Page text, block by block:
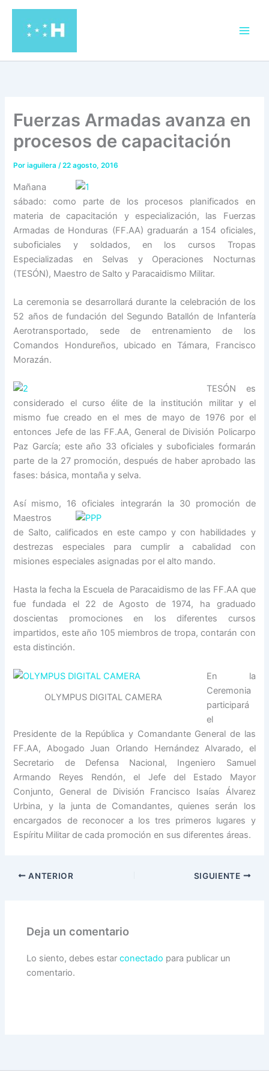
contenido
Fuerzas Armadas avanza en
procesos de capacitación
Poriaguilera/22 agosto, 2016
Mañana
sábado: como parte de los procesos planificados en
materia de capacitación y especialización, las Fuerzas
Armadas de Honduras (FF.AA) graduarán a 154 oficiales,
suboficiales y soldados, en los cursos Tropas
Especializadas en Selvas y Operaciones Nocturnas
(TESÓN), Maestro de Salto y Paracaidismo Militar.
La ceremonia se desarrollará durante la celebración de los
52 años de fundación del Segundo Batallón de Infantería
Aerotransportado, sede de entrenamiento de los
Comandos Hondureños, ubicado en Támara, Francisco
Morazán.
TESÓN es
considerado el curso élite de la institución militar y el
mismo fue creado en el mes de mayo de 1976 por el
entonces Jefe de las FF.AA, General de División Policarpo
Paz García; este año 33 oficiales y suboficiales formarán
parte de la 27 promoción, después de haber aprobado las
fases: básica, montaña y selva.
Así mismo, 16 oficiales integrarán la 30 promoción de
Maestros
de Salto, calificados en este campo y con habilidades y
destrezas especiales para cumplir a cabalidad con
misiones especiales asignadas por el alto mando.
Hasta la fecha la Escuela de Paracaidismo de las FF.AA que
fue fundada el 22 de Agosto de 1974, ha graduado
doscientas promociones en los diferentes cursos
impartidos, este año 105 miembros de tropa, contarán con
esta distinción.
OLYMPUS DIGITAL CAMERA
En la
Ceremonia
participará
el
Presidente de la República y Comandante General de las
FF.AA, Abogado Juan Orlando Hernández Alvarado, el
Secretario de Defensa Nacional, Ingeniero Samuel
Armando Reyes Rendón, el Jefe del Estado Mayor
Conjunto, General de División Francisco Isaías Álvarez
Urbina, y la junta de Comandantes, quienes serán los
encargados de reconocer a los tres primeros lugares y
Espíritu Militar de cada promoción en sus diferentes áreas.
ANTERIOR SIGUIENTE
Deja un comentario
Lo siento, debes estarconectado para publicar un
comentario.